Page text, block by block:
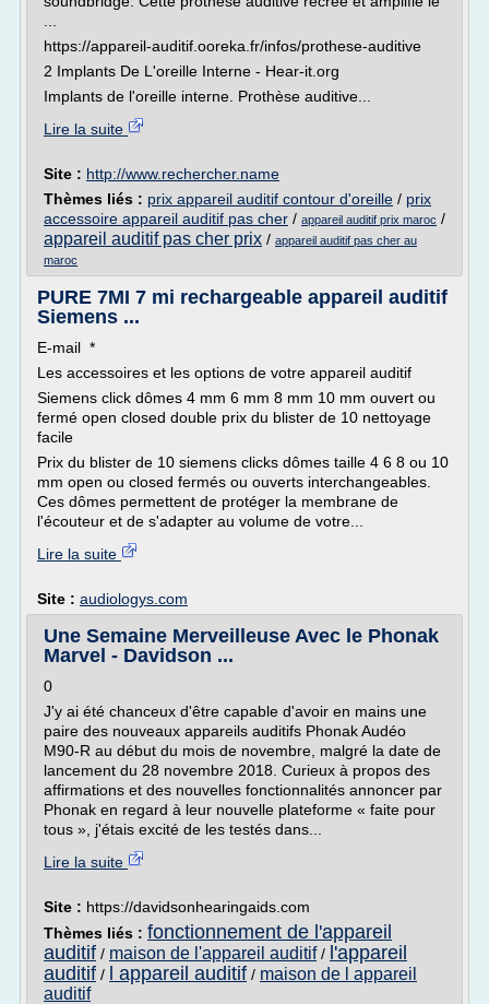
https://appareil-auditif.ooreka.fr/infos/prothese-auditive
2 Implants De L'oreille Interne - Hear-it.org
Implants de l'oreille interne. Prothèse auditive...
Lire la suite
Site : http://www.rechercher.name
Thèmes liés : prix appareil auditif contour d'oreille / prix
accessoire appareil auditif pas cher / appareil auditif prix maroc /
appareil auditif pas cher prix / appareil auditif pas cher au
maroc
PURE 7MI 7 mi rechargeable appareil auditif
Siemens ...
E-mail *
Les accessoires et les options de votre appareil auditif
Siemens click dômes 4 mm 6 mm 8 mm 10 mm ouvert ou
fermé open closed double prix du blister de 10 nettoyage
facile
Prix du blister de 10 siemens clicks dômes taille 4 6 8 ou 10
mm open ou closed fermés ou ouverts interchangeables.
Ces dômes permettent de protéger la membrane de
l'écouteur et de s'adapter au volume de votre...
Lire la suite
Site : audiologys.com
Une Semaine Merveilleuse Avec le Phonak
Marvel - Davidson ...
0
J'y ai été chanceux d'être capable d'avoir en mains une
paire des nouveaux appareils auditifs Phonak Audéo
M90-R au début du mois de novembre, malgré la date de
lancement du 28 novembre 2018. Curieux à propos des
affirmations et des nouvelles fonctionnalités annoncer par
Phonak en regard à leur nouvelle plateforme « faite pour
tous », j'étais excité de les testés dans...
Lire la suite
Site : https://davidsonhearingaids.com
Thèmes liés : fonctionnement de l'appareil
auditif / maison de l'appareil auditif/ l'appareil
auditif / l appareil auditif / maison de l appareil
auditif